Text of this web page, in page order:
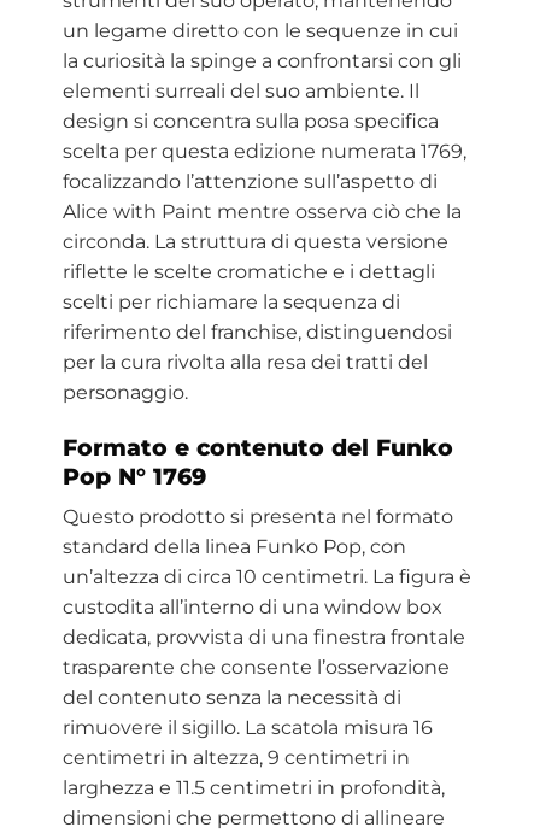
un legame diretto con le sequenze in cui
la curiosità la spinge a confrontarsi con gli
elementi surreali del suo ambiente. Il
design si concentra sulla posa specifica
scelta per questa edizione numerata 1769,
focalizzando l’attenzione sull’aspetto di
Alice with Paint mentre osserva ciò che la
circonda. La struttura di questa versione
riflette le scelte cromatiche e i dettagli
scelti per richiamare la sequenza di
riferimento del franchise, distinguendosi
per la cura rivolta alla resa dei tratti del
personaggio.
Formato e contenuto del Funko
Pop N° 1769
Questo prodotto si presenta nel formato
standard della linea Funko Pop, con
un’altezza di circa 10 centimetri. La figura è
custodita all’interno di una window box
dedicata, provvista di una finestra frontale
trasparente che consente l’osservazione
del contenuto senza la necessità di
rimuovere il sigillo. La scatola misura 16
centimetri in altezza, 9 centimetri in
larghezza e 11.5 centimetri in profondità,
dimensioni che permettono di allineare